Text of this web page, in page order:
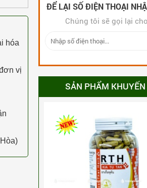
hóa
vị
ĐỂ LẠI SỐ ĐIỆN THOẠI
Chúng tôi sẽ gọi lại
SẢN PHẨM
Thuốc rắn Thái Lan số 1 Kia
4,872,000 VNĐ